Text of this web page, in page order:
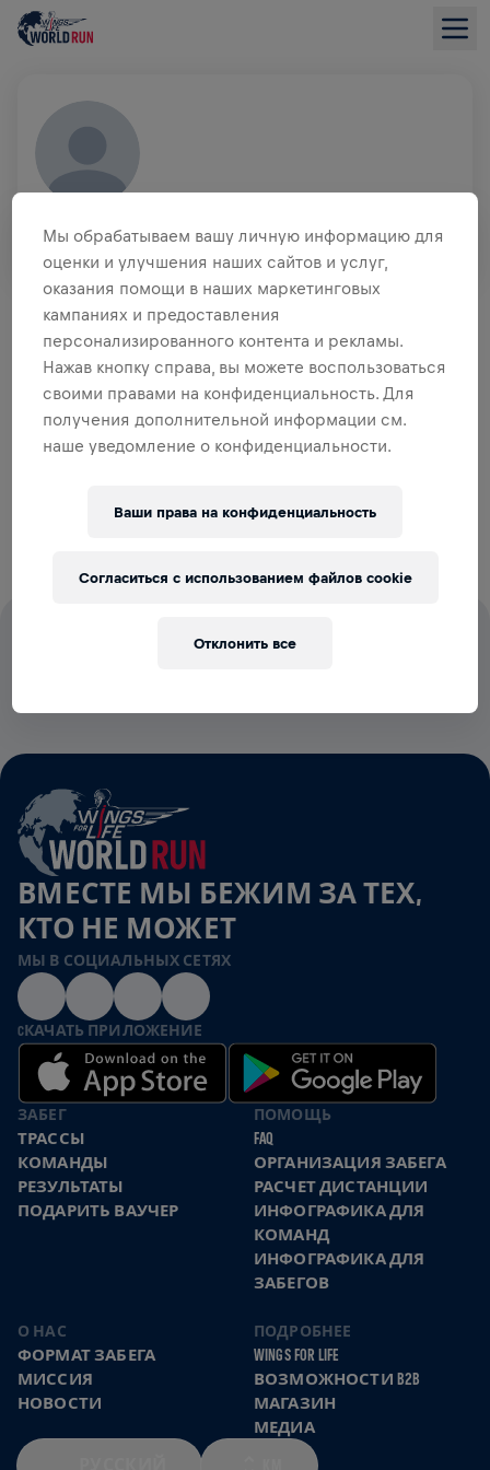
ОБЗОР СБОРА СРЕДСТВ
0,00 $ СОБРАНО ИЗ ЦЕЛИ 0,00 $
СБОР СРЕДСТВ ПОЖЕРТВОВАТЬ
Внеси свой вклад в общее дело! 100%
спинного мозга.
100% СТАРТОВЫХ ВЗНОСОВ ИДУТ
ВМЕСТЕ МЫ БЕЖИМ ЗА ТЕХ,
КТО НЕ МОЖЕТ
МЫ В СОЦИАЛЬНЫХ СЕТЯХ
CКАЧАТЬ ПРИЛОЖЕНИЕ
ЗАБЕГ
ТРАССЫ
КОМАНДЫ
РЕЗУЛЬТАТЫ
ПОДАРИТЬ ВАУЧЕР
ПОМОЩЬ
FAQ
ОРГАНИЗАЦИЯ ЗАБЕГА
РАСЧЕТ ДИСТАНЦИИ
ИНФОГРАФИКА ДЛЯ
КОМАНД
ИНФОГРАФИКА ДЛЯ
ЗАБЕГОВ
О НАС
ФОРМАТ ЗАБЕГА
МИССИЯ
НОВОСТИ
ПОДРОБНЕЕ
WINGS FOR LIFE
ВОЗМОЖНОСТИ B2B
МАГАЗИН
МЕДИА
Мы обрабатываем вашу личную информацию для
оценки и улучшения наших сайтов и услуг,
оказания помощи в наших маркетинговых
кампаниях и предоставления
персонализированного контента и рекламы.
Нажав кнопку справа, вы можете воспользоваться
своими правами на конфиденциальность. Для
получения дополнительной информации см.
наше уведомление о конфиденциальности.
Ваши права на конфиденциальность
Отклонить все
Согласиться с использованием файлов cookie